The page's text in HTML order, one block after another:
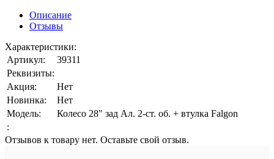
Описание
Отзывы
Характеристики:
Артикул:
39311
Реквизиты:
Акция:
Нет
Новинка:
Нет
Модель:
Колесо 28" зад Ал. 2-ст. об. + втулка Falgon
:
Отзывов к товару нет. Оставьте свой отзыв.